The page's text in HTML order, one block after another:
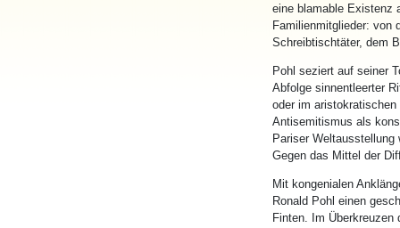
eine blamable Existenz
Familienmitglieder: von
Schreibtischtäter, dem
Pohl seziert auf seiner
Abfolge sinnentleerter
oder im
Antisemitismus als
Pariser
Gegen das Mittel der
Mit kongenialen
Ronald Pohl einen
Finten. Im